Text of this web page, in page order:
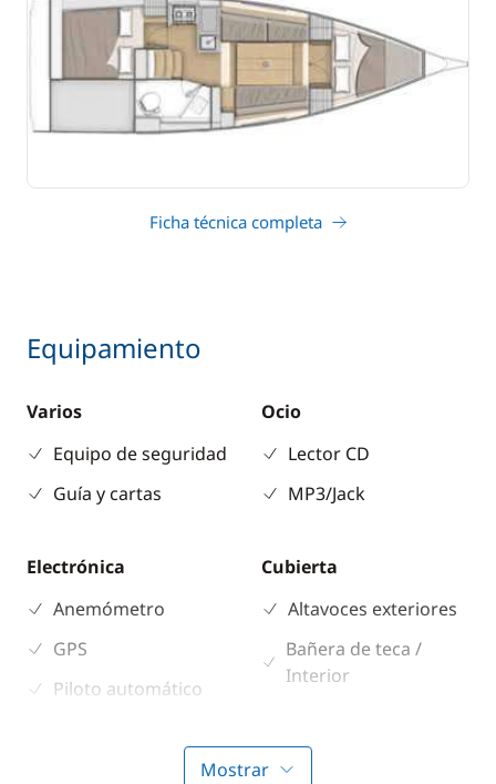
Ficha técnica completa
Equipamiento
Varios
Equipo de seguridad
Guía y cartas
Ocio
Lector CD
MP3/Jack
Electrónica
Anemómetro
GPS
Piloto automático
Cubierta
Altavoces exteriores
Bañera de teca /
Interior
Molinete eléctrico
Mostrar